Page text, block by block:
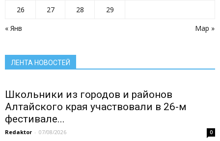
« Янв Мар »
26
27 28 29
ЛЕНТА НОВОСТЕЙ
Село: вчера сегодня завтра
Смоленский районный суд
Социальный барометр
Школьники из городов и районов
Алтайского края участвовали в 26-м
фестивале...
Redaktor - 07/08/2026 0